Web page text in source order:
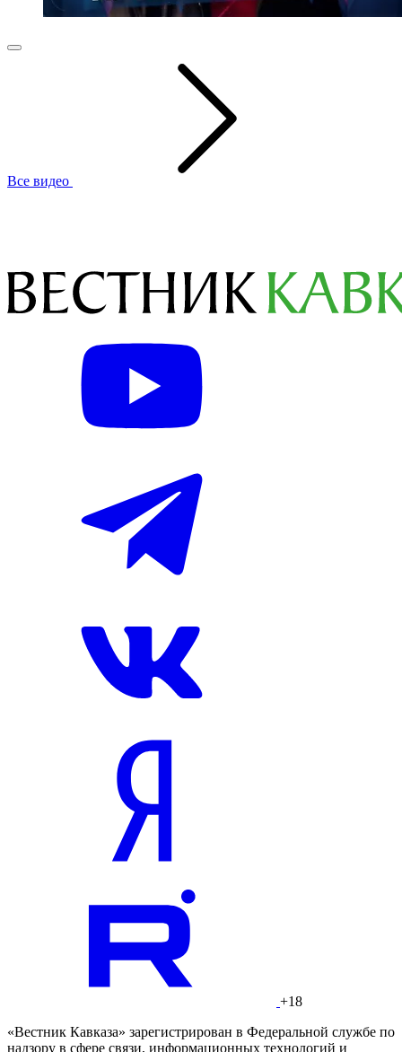
Все видео
+18
«Вестник Кавказа» зарегистрирован в Федеральной службе по
надзору в сфере связи, информационных технологий и